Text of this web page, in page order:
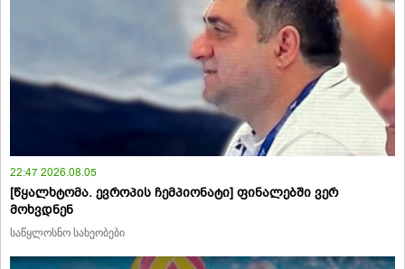
22:47 2026.08.05
[წყალხტომა. ევროპის ჩემპიონატი] ფინალებში ვერ
მოხვდნენ
საწყლოსნო სახეობები